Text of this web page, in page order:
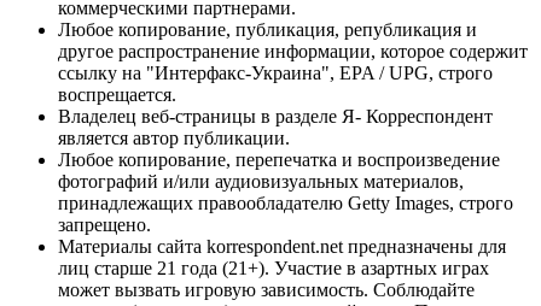
коммерческими партнерами.
Любое копирование, публикация, републикация и
другое распространение информации, которое содержит
ссылку на "Интерфакс-Украина", EPA / UPG, строго
воспрещается.
Владелец веб-страницы в разделе Я- Корреспондент
является автор публикации.
Любое копирование, перепечатка и воспроизведение
фотографий и/или аудиовизуальных материалов,
принадлежащих правообладателю Getty Images, строго
запрещено.
Материалы сайта korrespondent.net предназначены для
лиц старше 21 года (21+). Участие в азартных играх
может вызвать игровую зависимость. Соблюдайте